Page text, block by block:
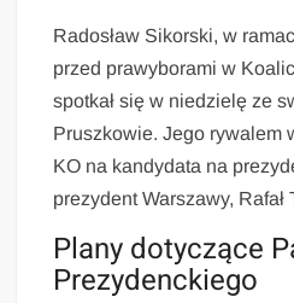
Radosław Sikorski, w
przed prawyborami w
spotkał się w niedzielę ze
Pruszkowie. Jego rywalem
KO na kandydata na
prezydent Warszawy, Rafał
Plany dotyczące
Prezydenckiego